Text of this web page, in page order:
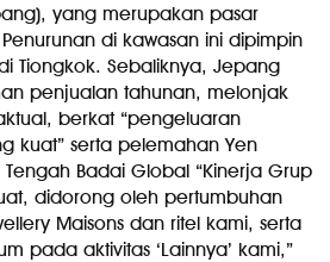
yang merupakan pasar
di kawasan ini dipimpin
Tiongkok. Sebaliknya, Jepang
penjualan tahunan, melonjak
berkat “pengeluaran
kuat” serta pelemahan Yen
Badai Global “Kinerja Grup
didorong oleh pertumbuhan
Maisons dan ritel kami, serta
pada aktivitas ‘Lainnya’ kami,”